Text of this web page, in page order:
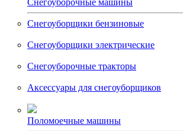
Снегоуборочные машины
Снегоуборщики бензиновые
Снегоуборщики электрические
Снегоуборочные тракторы
Аксессуары для снегоуборщиков
Поломоечные машины